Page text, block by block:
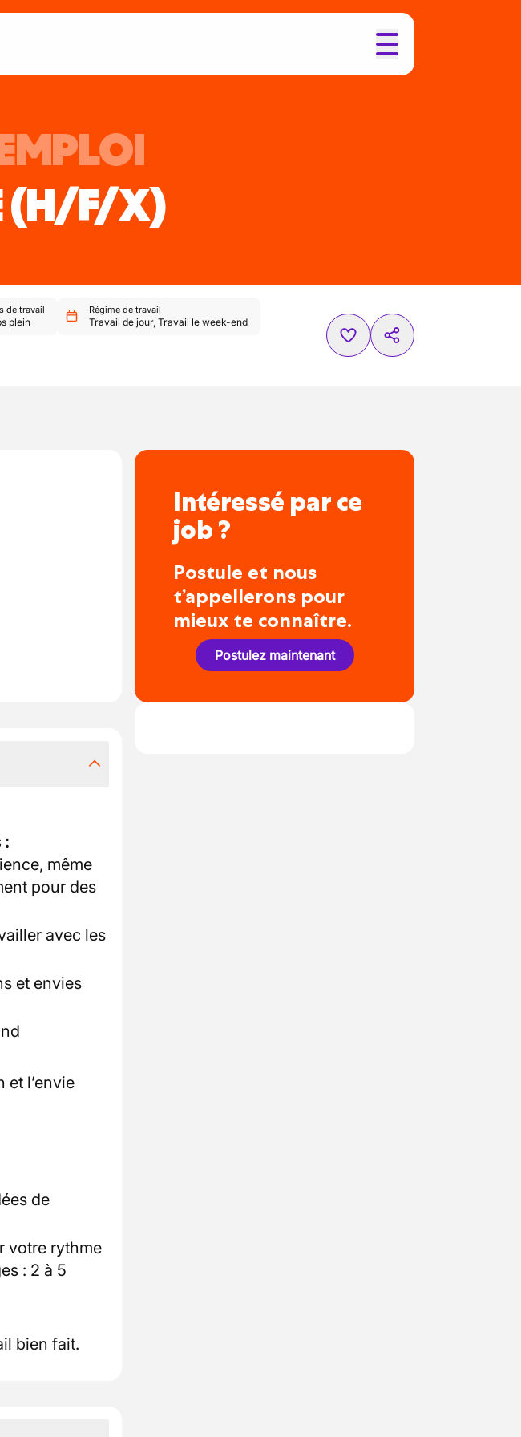
(H/F/X)
de travail
plein
Régime de travail
Travail de jour, Travail le week-end
:
même
pour des
avec les
et envies
l’envie
de
votre rythme
: 2 à 5
bien fait.
Intéressé par ce
job ?
Postule et nous
t’appellerons pour
mieux te connaître.
Postulez maintenant